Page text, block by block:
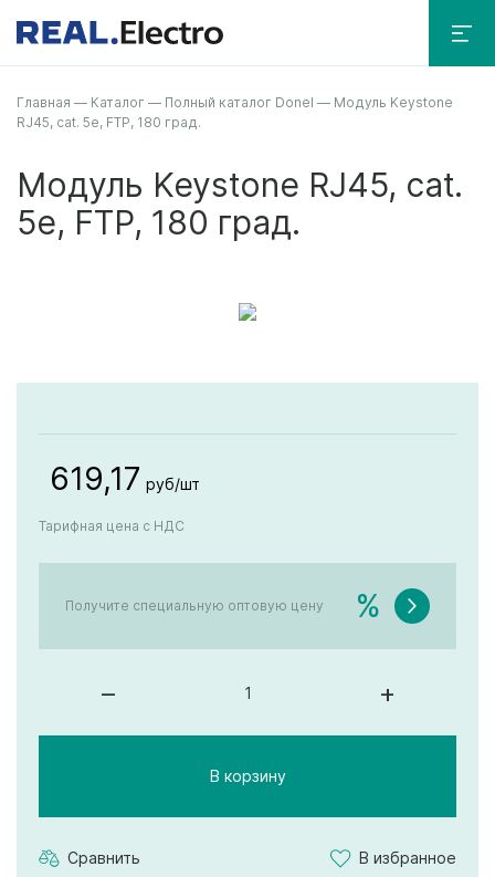
Главная — Каталог — Полный каталог Donel — Модуль Keystone
RJ45, cat. 5e, FTP, 180 град.
Модуль Keystone RJ45, cat.
5e, FTP, 180 град.
619,17 руб/шт
Тарифная цена с НДС
Получите специальную оптовую цену %
– +
В корзину
Сравнить В избранное